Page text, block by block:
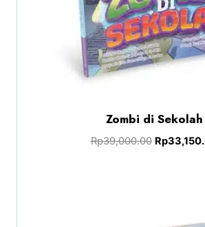
Zombi di Sekolah
Rp39,000.00 Rp